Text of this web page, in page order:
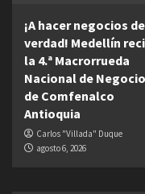
¡A hacer negocios de
verdad! Medellín
la 4.ª Macrorrueda
Nacional de
de Comfenalco
Antioquia
Carlos "Villada" Duque
agosto 6, 2026